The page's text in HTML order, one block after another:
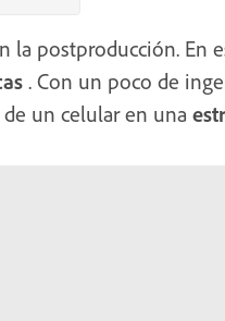
la postproducción. En
. Con un poco de
un celular en una